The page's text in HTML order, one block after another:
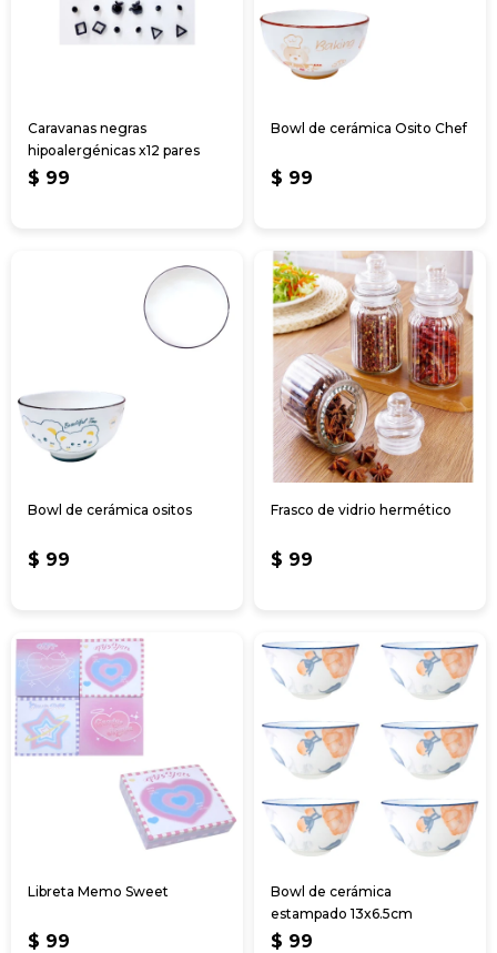
Caravanas negras
hipoalergénicas x12 pares
$ 99
Bowl de cerámica Osito Chef
$ 99
Bowl de cerámica ositos
$ 99
Frasco de vidrio hermético
$ 99
Libreta Memo Sweet
$ 99
Bowl de cerámica
estampado 13x6.5cm
$ 99